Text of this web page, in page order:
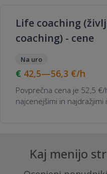
Life coaching
coaching) - cene
Na uro
42,5—56,3 €/h
Povprečna cena je 52,5
najcenejšimi in
Kaj menijo